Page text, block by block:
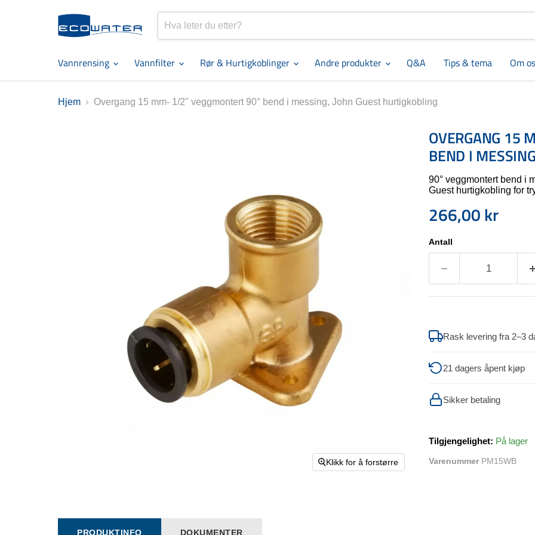
Vannrensing Vannfilter Rør & Hurtigkoblinger Andre produkter Q&A Tips & tema Om
Hjem Overgang 15 mm- 1/2" veggmontert 90° bend i messing, John Guest hurtigkobling
Klikk for å forstørre
OVERGANG 15
BEND I
90° veggmontert bend i
Guest hurtigkobling for
Nåværende pris
266,00 kr
Antall
Rask levering fra 2–3
21 dagers åpent kjøp
Sikker betaling
Tilgjengelighet: På lager
Varenummer PM15WB
PRODUKTINFO DOKUMENTER